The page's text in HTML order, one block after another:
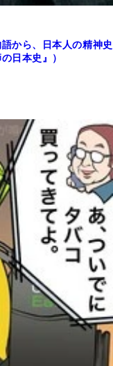
から、日本人の精神史
日本史』）